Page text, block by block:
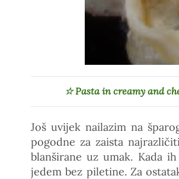
☆Pasta in creamy and
Još uvijek nailazim na
pogodne za zaista
blanširane uz umak. Kada
jedem bez piletine. Za